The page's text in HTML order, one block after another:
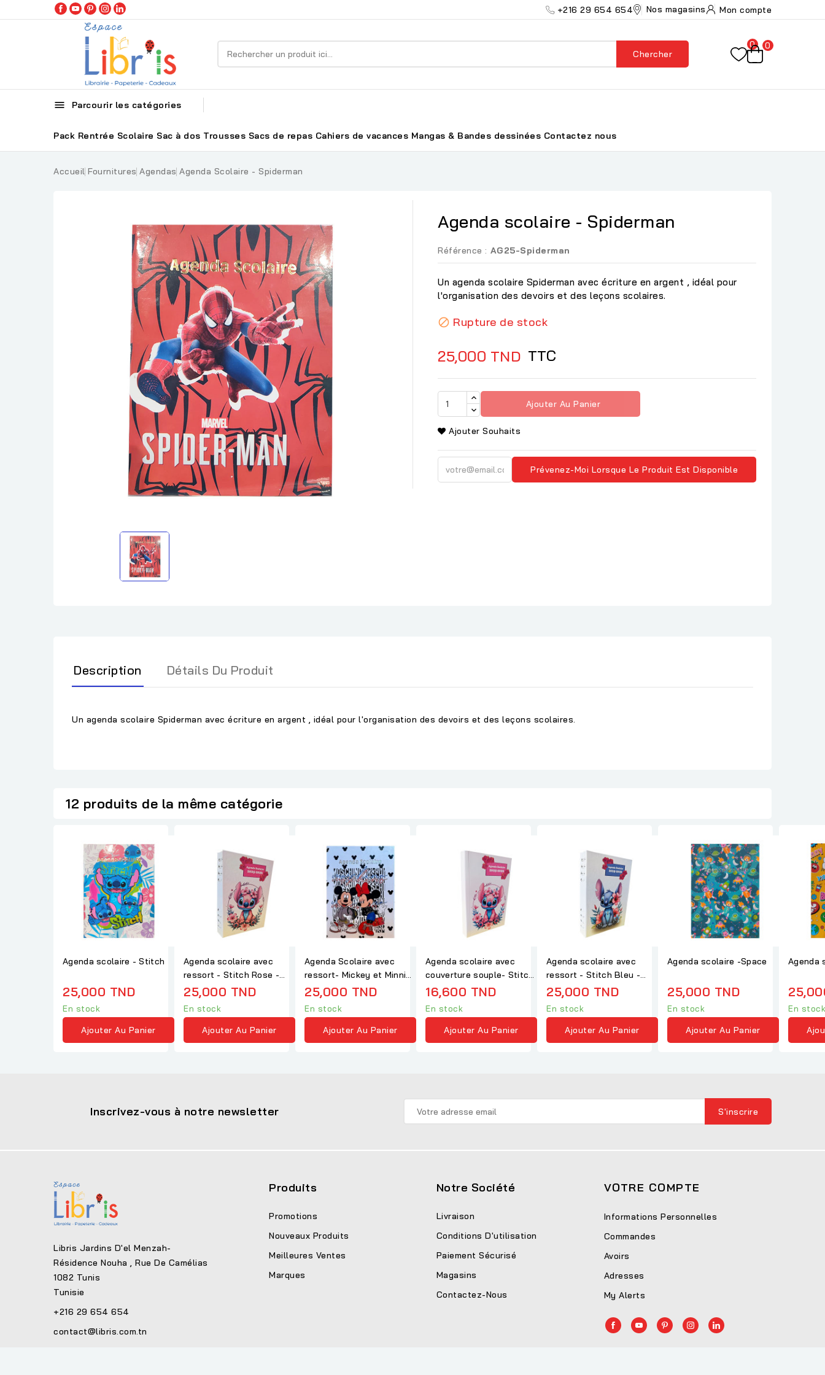
+216 29 654 654 Nos magasins Mon compte
Chercher
0 0
 Parcourir les catégories
Pack Rentrée Scolaire Sac à dos Trousses Sacs de repas Cahiers de vacances Mangas & Bandes dessinées Contactez nous
Accueil Fournitures Agendas Agenda Scolaire - Spiderman
Agenda scolaire - Spiderman
Référence : AG25-Spiderman
Un agenda scolaire Spiderman avec écriture en argent , idéal pour
l'organisation des devoirs et des leçons scolaires.
 Rupture de stock
25,000 TND TTC
Ajouter Au Panier
Ajouter Souhaits
Prévenez-Moi Lorsque Le Produit Est Disponible
Description Détails Du Produit
Un agenda scolaire Spiderman avec écriture en argent , idéal pour l'organisation des devoirs et des leçons scolaires.
12 produits de la même catégorie
Agenda scolaire - Stitch
25,000 TND
En stock
Ajouter Au Panier
Agenda scolaire avec
ressort - Stitch Rose -
Agenda 2026
25,000 TND
En stock
Ajouter Au Panier
Agenda Scolaire avec
ressort- Mickey et Minnie
Mouse de Disney
25,000 TND
En stock
Ajouter Au Panier
Agenda scolaire avec
couverture souple- Stitch
Rose - Agenda...
16,600 TND
En stock
Ajouter Au Panier
Agenda scolaire avec
ressort - Stitch Bleu -
Agenda 2026
25,000 TND
En stock
Ajouter Au Panier
Agenda scolaire -Space
25,000 TND
En stock
Ajouter Au Panier
Agenda
En stock
Inscrivez-vous à notre newsletter
Libris Jardins D'el Menzah-
Résidence Nouha , Rue De Camélias
1082 Tunis
Tunisie
+216 29 654 654
contact@libris.com.tn
Produits
Promotions
Nouveaux Produits
Meilleures Ventes
Marques
Notre Société
Livraison
Conditions D'utilisation
Paiement Sécurisé
Magasins
Contactez-Nous
VOTRE COMPTE
Informations Personnelles
Commandes
Avoirs
Adresses
My Alerts